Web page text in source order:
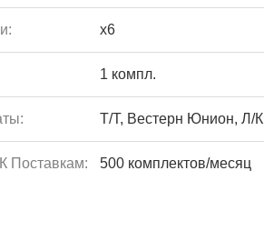
х6
1 компл.
Т/Т, Вестерн Юнион, Л/К
Поставкам: 500 комплектов/месяц